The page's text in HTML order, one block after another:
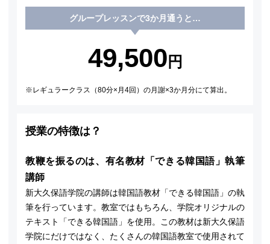
グループレッスンで3か月通うと…
49,500 円
レギュラークラス（80分×月4回）の月謝×3か月分にて算出。
授業の特徴は？
教鞭を振るのは、有名教材「できる韓国語」執筆
講師
新大久保語学院の講師は韓国語教材「できる韓国語」の執
筆を行っています。教室ではもちろん、学院オリジナルの
テキスト「できる韓国語」を使用。この教材は新大久保語
学院にだけではなく、たくさんの韓国語教室で使用されて